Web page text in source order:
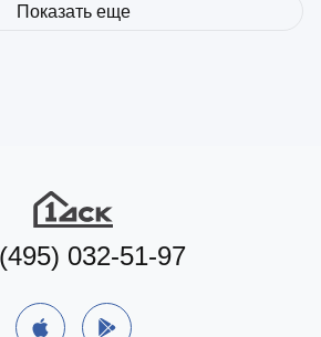
Показать еще
032-51-97